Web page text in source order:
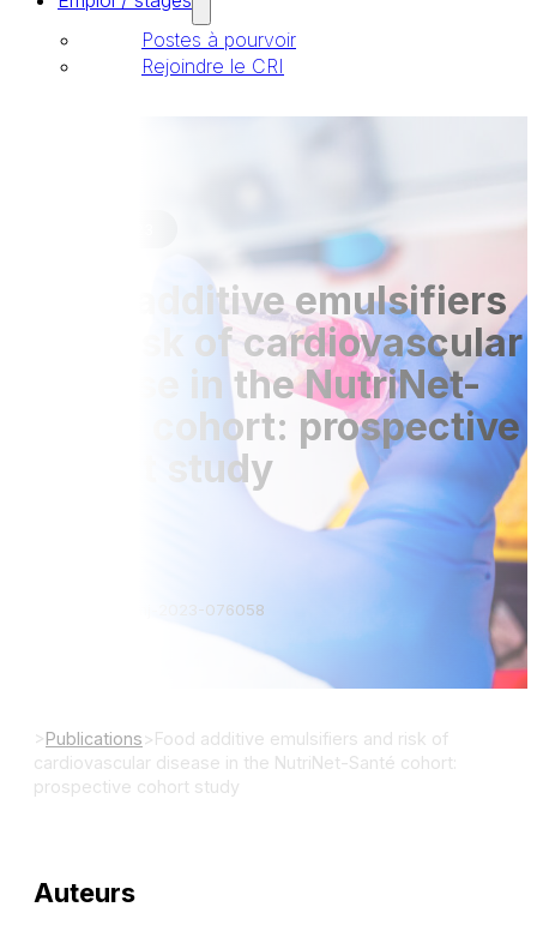
Postes à pourvoir
Rejoindre le CRI
Food additive emulsifiers
and risk of cardiovascular
disease in the NutriNet-
Santé cohort: prospective
cohort study
DOI: 10.1136/bmj-2023-076058
>Publications>Food additive emulsifiers and risk of
cardiovascular disease in the NutriNet-Santé cohort:
prospective cohort study
Auteurs